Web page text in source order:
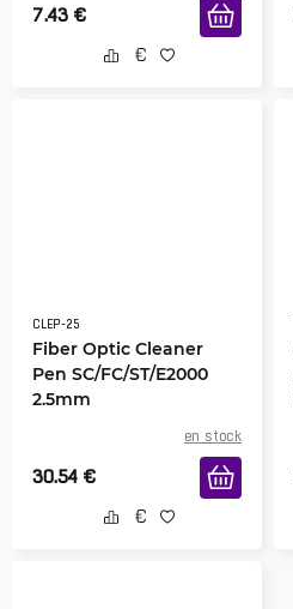
7.43 €
CLEP-25
Fiber Optic Cleaner
Pen SC/FC/ST/E2000
2.5mm
en stock
30.54 €